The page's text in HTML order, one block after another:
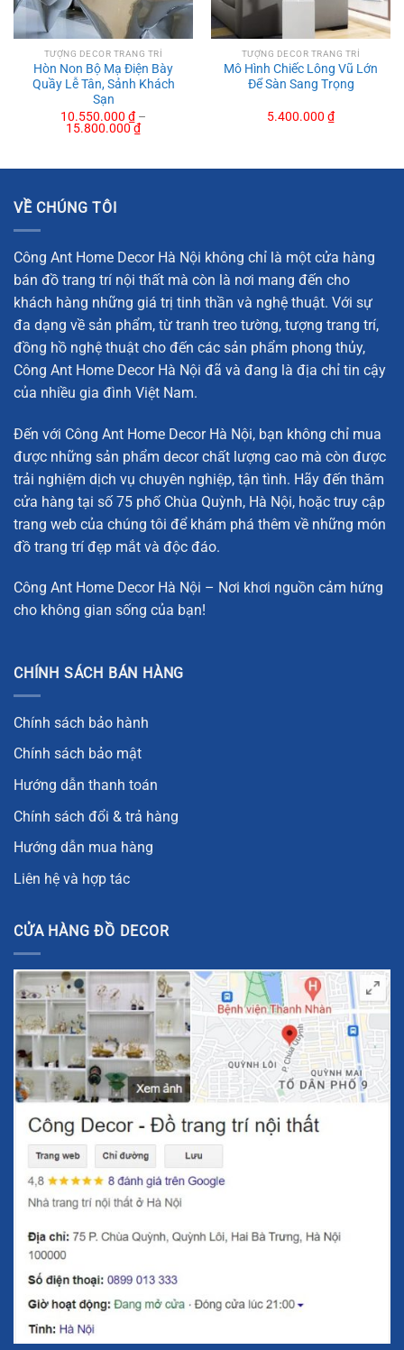
TƯỢNG DECOR TRANG TRÍ
Hòn Non Bộ Mạ Điện Bày
Quầy Lễ Tân, Sảnh Khách
Sạn
10.550.000 ₫–
15.800.000 ₫
TƯỢNG DECOR TRANG TRÍ
Mô Hình Chiếc Lông Vũ Lớn
Để Sàn Sang Trọng
5.400.000 ₫
VỀ CHÚNG TÔI
Công Ant Home Decor Hà Nội không chỉ là một cửa hàng
bán đồ trang trí nội thất mà còn là nơi mang đến cho
khách hàng những giá trị tinh thần và nghệ thuật. Với sự
đa dạng về sản phẩm, từ tranh treo tường, tượng trang trí,
đồng hồ nghệ thuật cho đến các sản phẩm phong thủy,
Công Ant Home Decor Hà Nội đã và đang là địa chỉ tin cậy
của nhiều gia đình Việt Nam.
Đến với Công Ant Home Decor Hà Nội, bạn không chỉ mua
được những sản phẩm decor chất lượng cao mà còn được
trải nghiệm dịch vụ chuyên nghiệp, tận tình. Hãy đến thăm
cửa hàng tại số 75 phố Chùa Quỳnh, Hà Nội, hoặc truy cập
trang web của chúng tôi để khám phá thêm về những món
đồ trang trí đẹp mắt và độc đáo.
Công Ant Home Decor Hà Nội – Nơi khơi nguồn cảm hứng
cho không gian sống của bạn!
CHÍNH SÁCH BÁN HÀNG
Chính sách bảo hành
Chính sách bảo mật
Hướng dẫn thanh toán
Chính sách đổi & trả hàng
Hướng dẫn mua hàng
Liên hệ và hợp tác
CỬA HÀNG ĐỒ DECOR